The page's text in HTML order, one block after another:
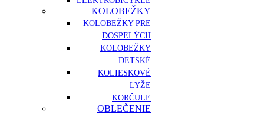
KOLOBEŽKY
KOLOBEŽKY PRE
DOSPELÝCH
KOLOBEŽKY
DETSKÉ
KOLIESKOVÉ
LYŽE
KORČULE
OBLEČENIE